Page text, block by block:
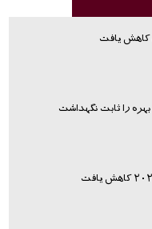
کاهش یافت
را ثابت نگهداشت